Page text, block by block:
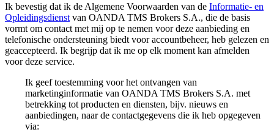
Ik bevestig dat ik de Algemene Voorwaarden van de Informatie- en
Opleidingsdienst van OANDA TMS Brokers S.A., die de basis
vormt om contact met mij op te nemen voor deze aanbieding en
telefonische ondersteuning biedt voor accountbeheer, heb gelezen en
geaccepteerd. Ik begrijp dat ik me op elk moment kan afmelden
voor deze service.
Ik geef toestemming voor het ontvangen van
marketinginformatie van OANDA TMS Brokers S.A. met
betrekking tot producten en diensten, bijv. nieuws en
aanbiedingen, naar de contactgegevens die ik heb opgegeven
via: